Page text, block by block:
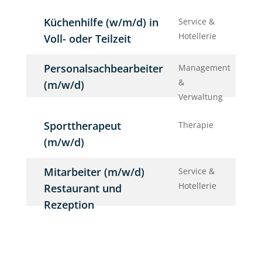
Küchenhilfe (w/m/d) in
Voll- oder Teilzeit
Service &
Hotellerie
Personalsachbearbeiter
(m/w/d)
Management
&
Verwaltung
Sporttherapeut
(m/w/d)
Therapie
Mitarbeiter (m/w/d)
Restaurant und
Rezeption
Service &
Hotellerie